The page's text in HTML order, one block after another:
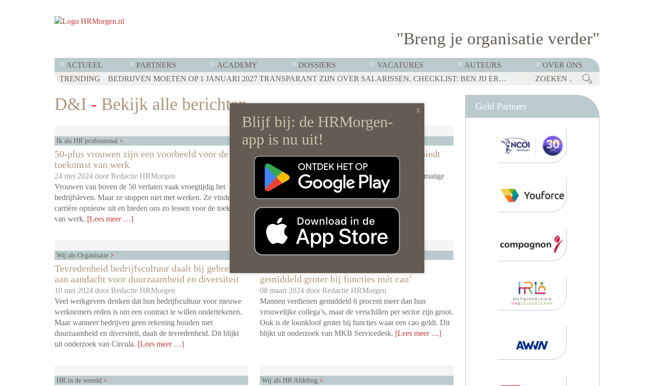
"Breng je organisatie verder"
ACTUEEL PARTNERS ACADEMY DOSSIERS VACATURES AUTEURS
OVER ONS
TRENDING
BEDRIJVEN MOETEN OP 1 JANUARI 2027 TRANSPARANT ZIJN OVER SALARISSEN. CHECKLIST: BEN JIJ ER KLAAR VOOR?
D&I - Bekijk alle berichten
Ik als HR professional
50-plus vrouwen zijn een voorbeeld voor de
toekomst van werk
24 mei 2024 door Redactie HRMorgen
Vrouwen van boven de 50 verlaten vaak vroegtijdig het
bedrijfsleven. Maar ze stoppen niet met werken. Ze vinden hun
carrière opnieuw uit en bieden ons zo lessen voor de toekomst
van werk. [Lees meer …]
Wij als HR Afdeling
HR-uitdagingen waar AI geen oplossing biedt
20 mei 2024 doorRedactie HRMorgen
AI kan veel. Maar er zijn HR-uitdagingen waar kunstmatige
intelligentie nog geen oplossing biedt.[Lees meer …]
Wij als Organisatie
Tevredenheid bedrijfscultuur daalt bij gebrek
aan aandacht voor duurzaamheid en diversiteit
10 mei 2024 door Redactie HRMorgen
Veel werkgevers denken dat hun bedrijfscultuur voor nieuwe
werknemers reden is om een contract te willen ondertekenen.
Maar wanneer bedrijven geen rekening houden met
duurzaamheid en diversiteit, daalt de tevredenheid. Dit blijkt
uit onderzoek van Circula. [Lees meer …]
HR in de wereld
gemiddeld groter bij functies mét cao’
08 maart 2024 door Redactie HRMorgen
Mannen verdienen gemiddeld 6 procent meer dan hun
vrouwelijke collega’s, maar de verschillen per sector zijn groot.
Ook is de loonkloof groter bij functies waar een cao geldt. Dit
blijkt uit onderzoek van MKB Servicedesk. [Lees meer …]
HR in de wereld Wij als HR Afdeling
Gold Partners